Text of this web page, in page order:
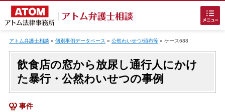
アトム弁護士相談 » 個別事例データベース » 公然わいせつ/頒布等» ケース688
飲食店の窓から放尿し通行人にかけ
た暴行・公然わいせつの事例
事件